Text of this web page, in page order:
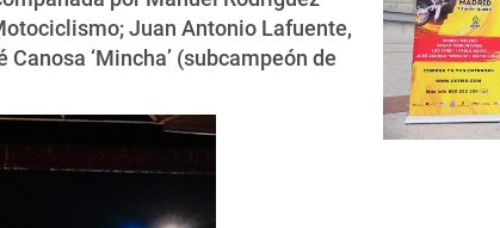
Juan Antonio Lafuente,
‘Mincha’ (subcampeón de